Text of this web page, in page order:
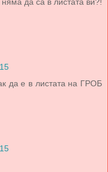
да са в листата ви?!
да е в листата на ГРОБ